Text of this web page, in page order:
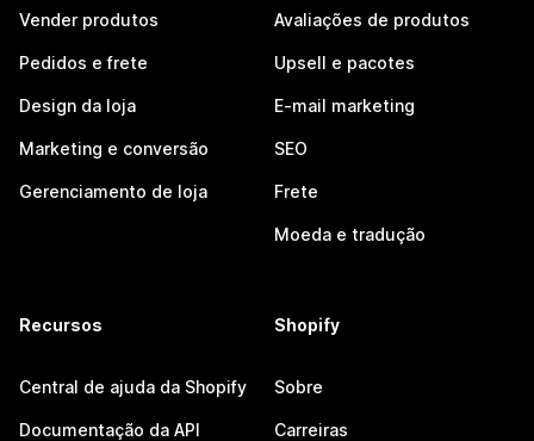
Vender produtos
Pedidos e frete
Design da loja
Marketing e conversão
Gerenciamento de loja
Avaliações de produtos
Upsell e pacotes
E-mail marketing
SEO
Frete
Moeda e tradução
Recursos
Central de ajuda da Shopify
Documentação da API
Shopify
Sobre
Carreiras